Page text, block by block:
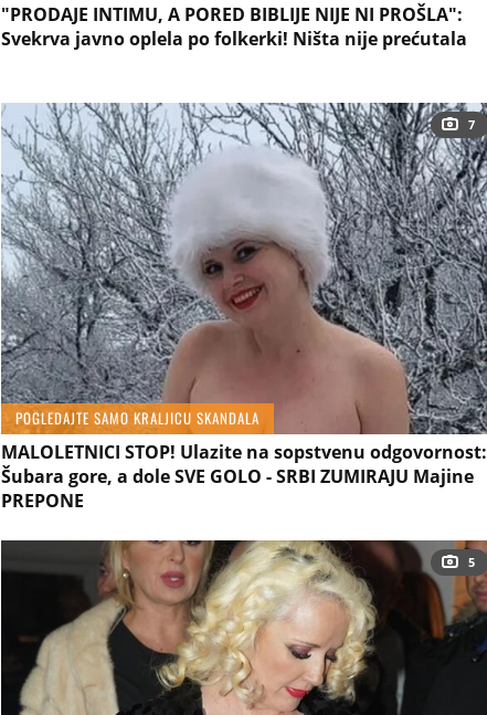
"PRODAJE INTIMU, A PORED BIBLIJE NIJE NI PROŠLA":
Svekrva javno oplela po folkerki! Ništa nije prećutala
7
POGLEDAJTE SAMO KRALJICU SKANDALA
MALOLETNICI STOP! Ulazite na sopstvenu odgovornost:
Šubara gore, a dole SVE GOLO - SRBI ZUMIRAJU Majine
PREPONE
5